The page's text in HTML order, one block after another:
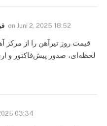
on Juni 2, 2025 18:52
قیمت روز تیرآهن را از مرکز
لحظه‌ای، صدور پیش‌فاکتور و
03:34